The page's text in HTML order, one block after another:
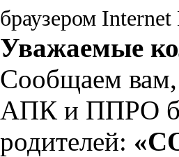
браузером
Уважаемые
Сообщаем вам,
АПК и ППРО
родителей: